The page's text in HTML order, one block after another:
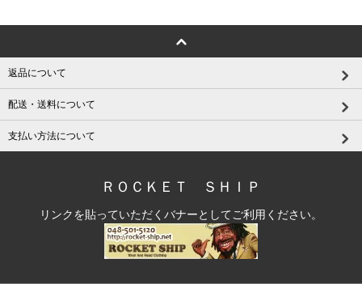
返品について
配送・送料について
支払い方法について
ＲＯＣＫＥＴ ＳＨＩＰ
リンクを貼っていただくバナーとしてご利用ください。